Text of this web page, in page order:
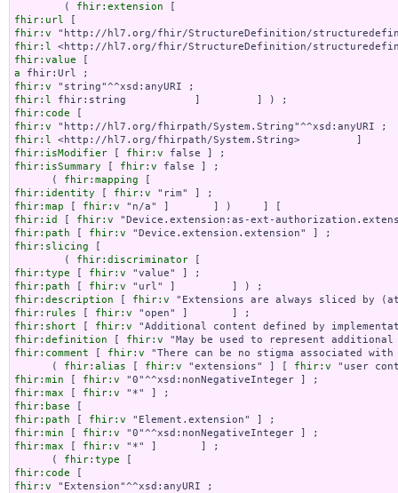
        (
fhir:extension
fhir:url
fhir:v
fhir:l
fhir:value
a
fhir:v
fhir:l
fhir:code
fhir:v
fhir:l
fhir:isModifier [ fhir:v
fhir:isSummary [ fhir:v false ] ;
      (
fhir:mapping
fhir:identity [ fhir:v
fhir:map [ fhir:v
fhir:id
[ fhir:v
fhir:path [ fhir:v
fhir:slicing [
        (
fhir:discriminator
fhir:type [ fhir:v
fhir:path [ fhir:v
fhir:description [ fhir:v
fhir:rules [ fhir:v
fhir:short [ fhir:v
fhir:definition [ fhir:v
fhir:comment [ fhir:v "There can be no stigma associated
      (
fhir:alias [ fhir:v "extensions" ] [ fhir:v
fhir:min [ fhir:v
fhir:max [ fhir:v
fhir:base
fhir:path [ fhir:v
fhir:min [ fhir:v
fhir:max [ fhir:v "*" ]       ] ;
      (
fhir:type
fhir:code
fhir:v